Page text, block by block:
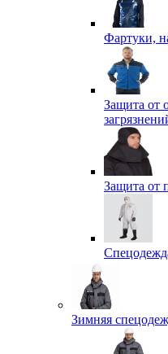
Фартуки,
Защита от
Защита от
Зимняя